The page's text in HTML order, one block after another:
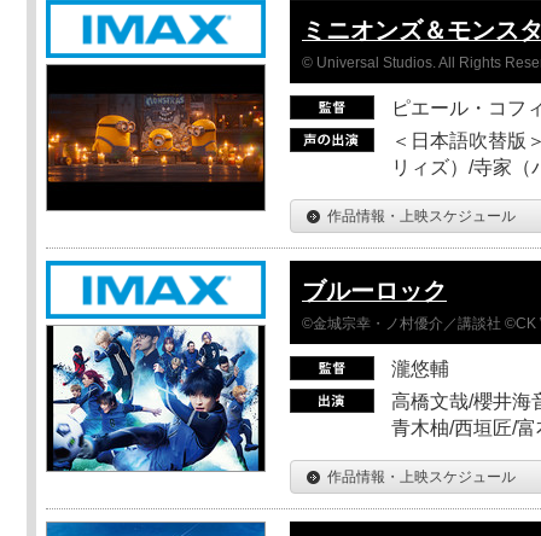
ミニオンズ＆モンス
© Universal Studios. All Rights
ピエール・コフ
＜日本語吹替版
リィズ）/寺家（
作品情報・上映スケジュール
ブルーロック
©金城宗幸・ノ村優介／講談社 ©CK
瀧悠輔
高橋文哉/櫻井海
青木柚/西垣匠/
作品情報・上映スケジュール